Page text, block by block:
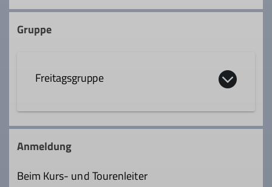
0160 94825079
Qualifikationen
Trainer*in C Bergsteigen
Gruppe
Freitagsgruppe
Die Freitagsgruppe geht ein- bis zweimal
im Monat freitags auf Bergtour, im Winter
auf Schneeschuhtour. Wir sind
langjährige, geübte Berwanderer und
Anmeldung
Beim Kurs- und Tourenleiter